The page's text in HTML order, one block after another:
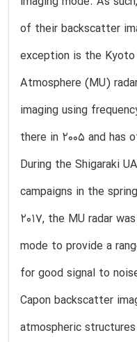
of their backscatter
exception is the Kyoto
Atmosphere (MU)
imaging using
there in 2005 and has
During the Shigaraki
campaigns in the
2017, the MU radar
mode to provide a
for good signal to
Capon backscatter
atmospheric